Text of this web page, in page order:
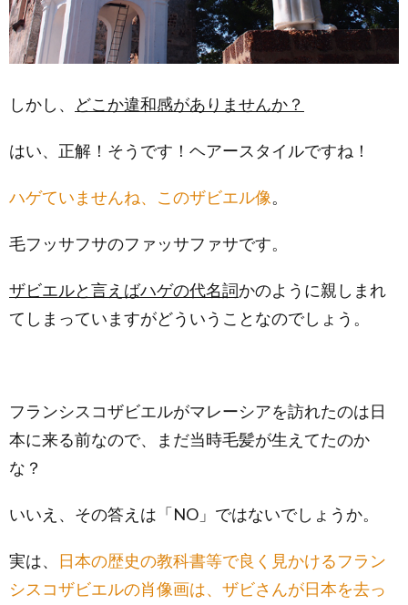
しかし、 どこか違和感がありませんか？
はい、正解！そうです！ヘアースタイルですね！
ハゲていませんね、このザビエル像。
毛フッサフサのファッサファサです。
ザビエルと言えばハゲの代名詞かのように親しまれ
てしまっていますがどういうことなのでしょう。
フランシスコザビエルがマレーシアを訪れたのは日
本に来る前なので、まだ当時毛髪が生えてたのか
な？
いいえ、その答えは「NO」ではないでしょうか。
実は、 日本の歴史の教科書等で良く見かけるフラン
シスコザビエルの肖像画は、ザビさんが日本を去っ